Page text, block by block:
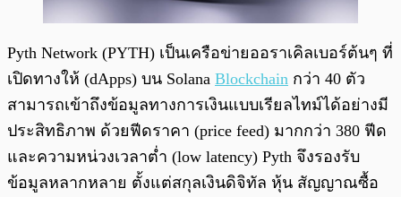
Pyth Network (PYTH) เป็นเครือข่ายออราเคิลเบอร์ต้นๆ ที่
เปิดทางให้ (dApps) บน Solana Blockchain กว่า 40 ตัว
สามารถเข้าถึงข้อมูลทางการเงินแบบเรียลไทม์ได้อย่างมี
ประสิทธิภาพ ด้วยฟีดราคา (price feed) มากกว่า 380 ฟีด
และความหน่วงเวลาต่ำ (low latency) Pyth จึงรองรับ
ข้อมูลหลากหลาย ตั้งแต่สกุลเงินดิจิทัล หุ้น สัญญาณซื้อ